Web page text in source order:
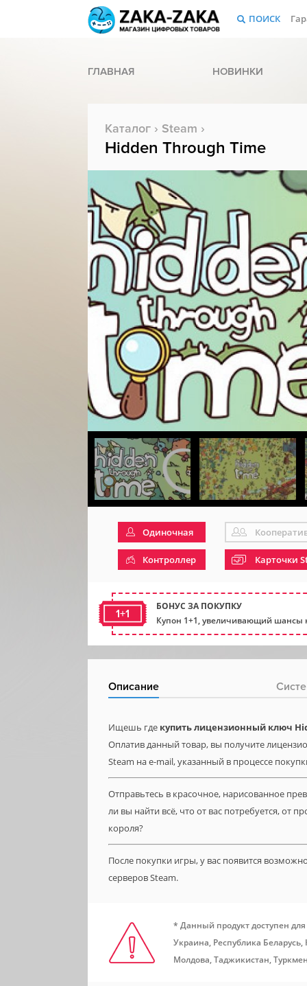
ПОИСК
ГЛАВНАЯ НОВИНКИ
Каталог › Steam ›
Hidden Through Time
Одиночная
Контроллер Карточки
1+1
БОНУС ЗА ПОКУПКУ
Купон 1+1, увеличивающий шансы
Описание
Ищешь где купить лицензионный ключ
Оплатив данный товар, вы получите
Steam на e-mail, указанный в процессе
Отправьтесь в красочное, нарисованное
ли вы найти всё, что от вас потребуется, от
короля?
После покупки игры, у вас появится
серверов Steam.
* Данный продукт доступен
Украина, Республика
Молдова, Таджикистан,